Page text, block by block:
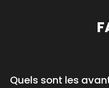
Quels sont les